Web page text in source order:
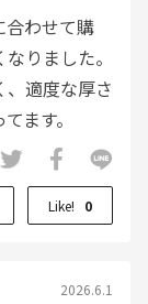
合わせて購
りました。
適度な厚さ
ます。
Like! 0
2026.6.1